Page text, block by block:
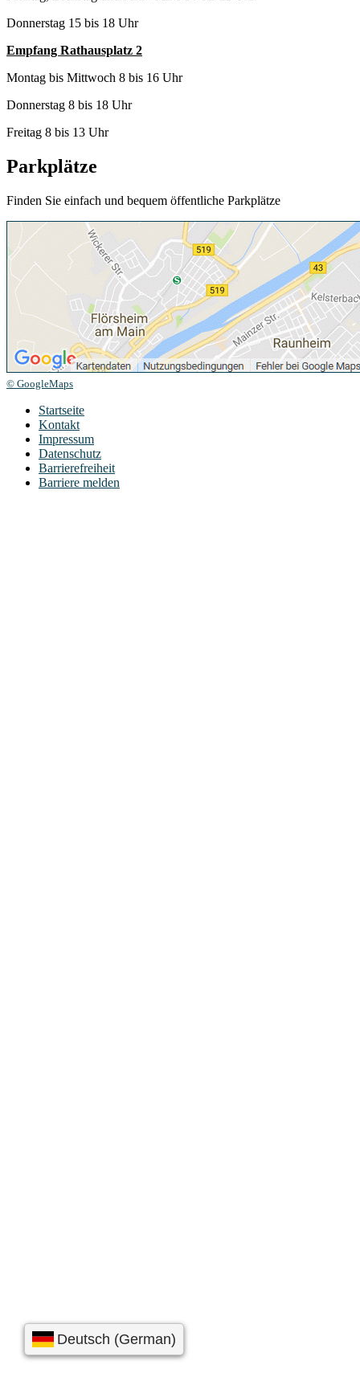
Donnerstag 15 bis 18 Uhr
Empfang Rathausplatz 2
Montag bis Mittwoch 8 bis 16 Uhr
Donnerstag 8 bis 18 Uhr
Freitag 8 bis 13 Uhr
Parkplätze
Finden Sie einfach und bequem öffentliche Parkplätze
© GoogleMaps
Startseite
Kontakt
Impressum
Datenschutz
Barrierefreiheit
Barriere melden